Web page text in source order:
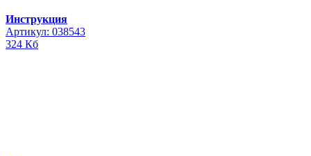
Инструкция
Артикул: 038543
324 Кб